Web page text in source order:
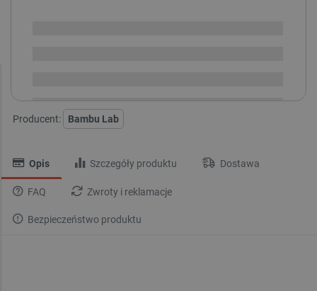
Producent: Bambu Lab
Opis Szczegóły produktu Dostawa
FAQ Zwroty i reklamacje
Bezpieczeństwo produktu